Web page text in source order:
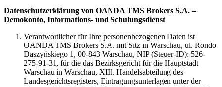
Datenschutzerklärung von OANDA TMS Brokers S.A. –
Demokonto, Informations- und Schulungsdienst
Verantwortlicher für Ihre personenbezogenen Daten ist
OANDA TMS Brokers S.A. mit Sitz in Warschau, ul. Rondo
Daszyńskiego 1, 00-843 Warschau, NIP (Steuer-ID): 526-
275-91-31, für die das Bezirksgericht für die Hauptstadt
Warschau in Warschau, XIII. Handelsabteilung des
Landesgerichtsregisters, Eintragungsunterlagen unter der